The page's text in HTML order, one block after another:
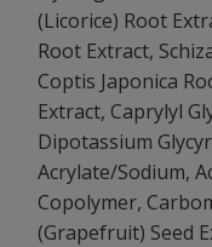
(Licorice) Root
Root Extract,
Coptis Japonica
Extract, Caprylyl
Dipotassium
Acrylate/Sodium,
Copolymer,
(Grapefruit) Seed